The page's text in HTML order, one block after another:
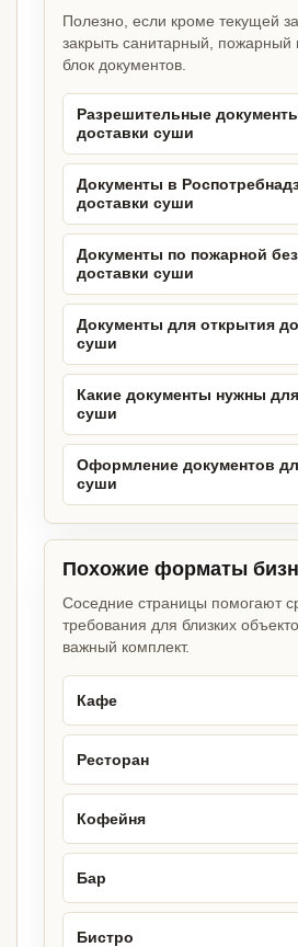
Полезно, если кроме текущей
закрыть санитарный, пожарный
блок документов.
Разрешительные
доставки суши
Документы в
доставки суши
Документы по пожарной
доставки суши
Документы для открытия
суши
Какие документы нужны
суши
Оформление документов
суши
Похожие форматы
Соседние страницы помогают
требования для близких
важный комплект.
Кафе
Ресторан
Кофейня
Бар
Бистро